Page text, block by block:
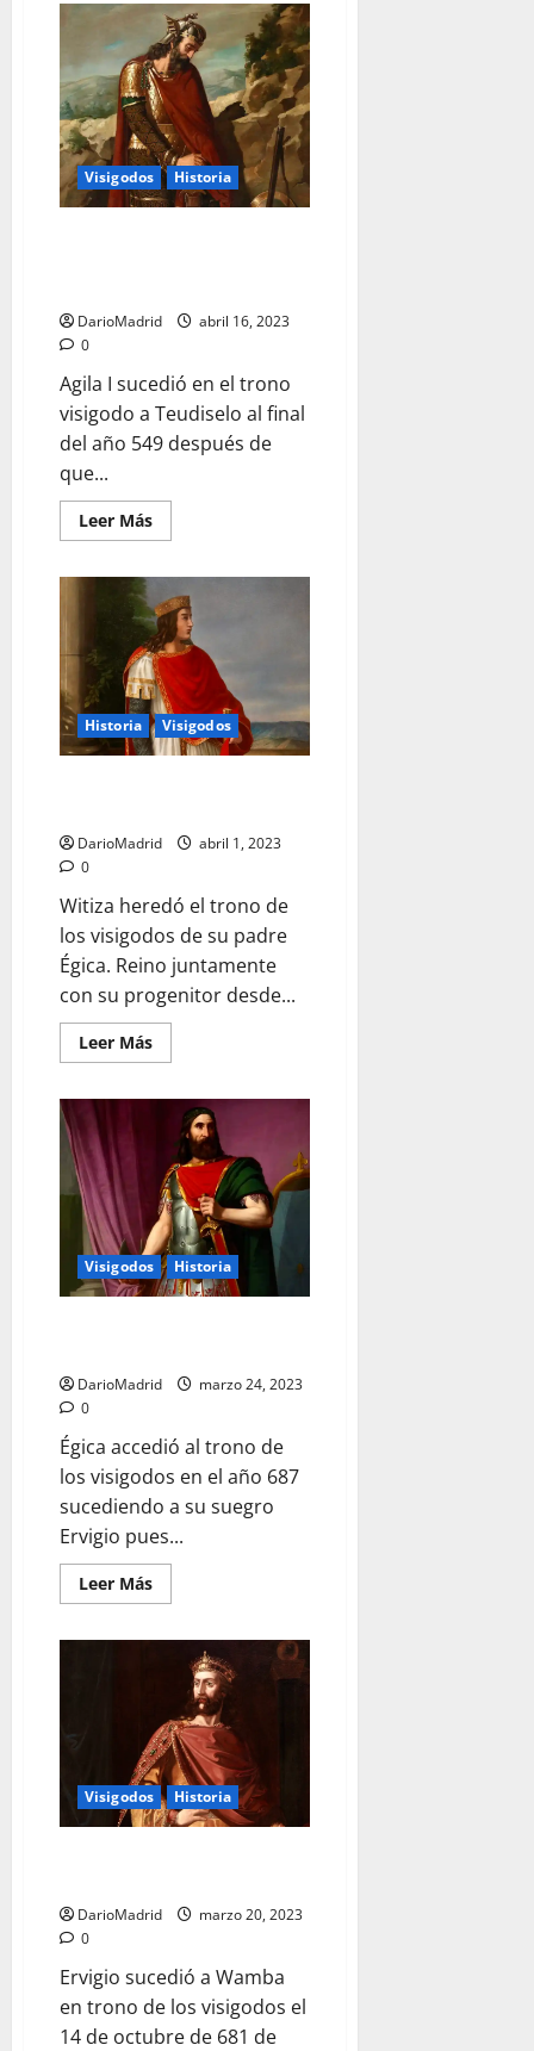
Sisebuto,
rey
visigodo
que
sabía
que
la
Tierra
era
esférica
Visigodos Historia
DarioMadrid
abril 16, 2023
0
Agila I sucedió en el trono
visigodo a Teudiselo al final
del año 549 después de
que...
Leer MásLeer
más
I,
el
rey
de
los
visigodos
que
sufrió
aquello
de
a
hierro
Historia Visigodos
DarioMadrid
abril 1, 2023
0
Witiza heredó el trono de
los visigodos de su padre
Égica. Reino juntamente
con su progenitor desde...
Leer MásLeer
más
Witiza,
rey
joven
para
el
ocaso
del
reino
visigodo
Visigodos Historia
DarioMadrid
marzo 24, 2023
0
Égica accedió al trono de
los visigodos en el año 687
sucediendo a su suegro
Ervigio pues...
Leer MásLeer
más
sobrino
Wamba
que
quiso
vengar
a
su
tío
Visigodos Historia
DarioMadrid
marzo 20, 2023
0
Ervigio sucedió a Wamba
en trono de los visigodos el
14 de octubre de 681 de